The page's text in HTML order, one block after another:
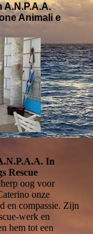
Animali e
In
Rescue
oog voor
onze
en compassie. Zijn
werk en
hem tot een